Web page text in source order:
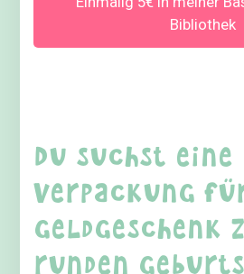
Bibliothek
Du suchst eine
Verpackung
Geldgeschenk
runden